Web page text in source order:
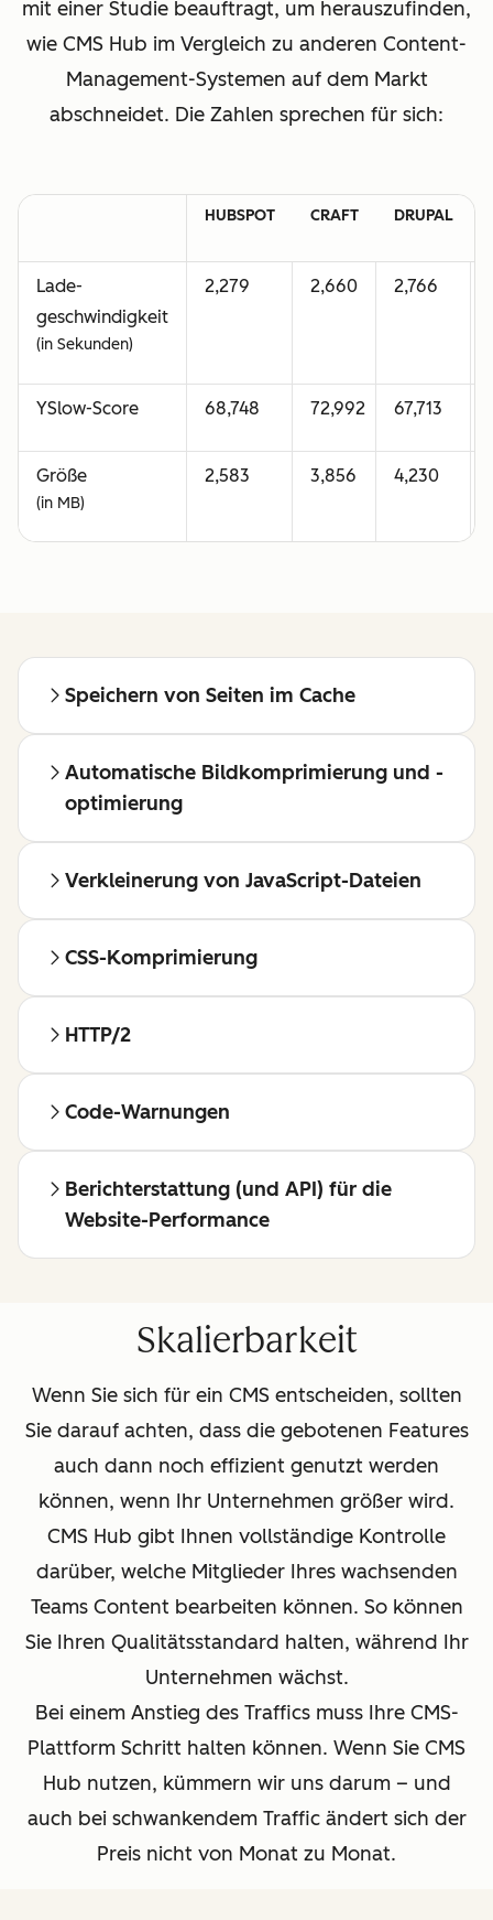
mit einer Studie beauftragt, um herauszufinden,
wie CMS Hub im Vergleich zu anderen Content-
Management-Systemen auf dem Markt
abschneidet. Die Zahlen sprechen für sich:
HUBSPOT CRAFT DRUPAL
Lade-
geschwindigkeit
(in Sekunden)
2,279 2,660 2,766
YSlow-Score 68,748 72,992 67,713
Größe
(in MB)
2,583 3,856 4,230
Speichern von Seiten im Cache
Automatische Bildkomprimierung und -
optimierung
Verkleinerung von JavaScript-Dateien
CSS-Komprimierung
HTTP/2
Code-Warnungen
Berichterstattung (und API) für die
Website-Performance
Skalierbarkeit
Wenn Sie sich für ein CMS entscheiden, sollten
Sie darauf achten, dass die gebotenen Features
auch dann noch effizient genutzt werden
können, wenn Ihr Unternehmen größer wird.
CMS Hub gibt Ihnen vollständige Kontrolle
darüber, welche Mitglieder Ihres wachsenden
Teams Content bearbeiten können. So können
Sie Ihren Qualitätsstandard halten, während Ihr
Unternehmen wächst.
Bei einem Anstieg des Traffics muss Ihre CMS-
Plattform Schritt halten können. Wenn Sie CMS
Hub nutzen, kümmern wir uns darum – und
auch bei schwankendem Traffic ändert sich der
Preis nicht von Monat zu Monat.